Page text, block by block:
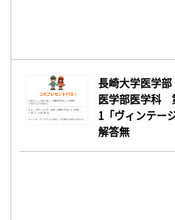
長崎大学医学部
医学部医学科
1「ヴィンテー
解答無